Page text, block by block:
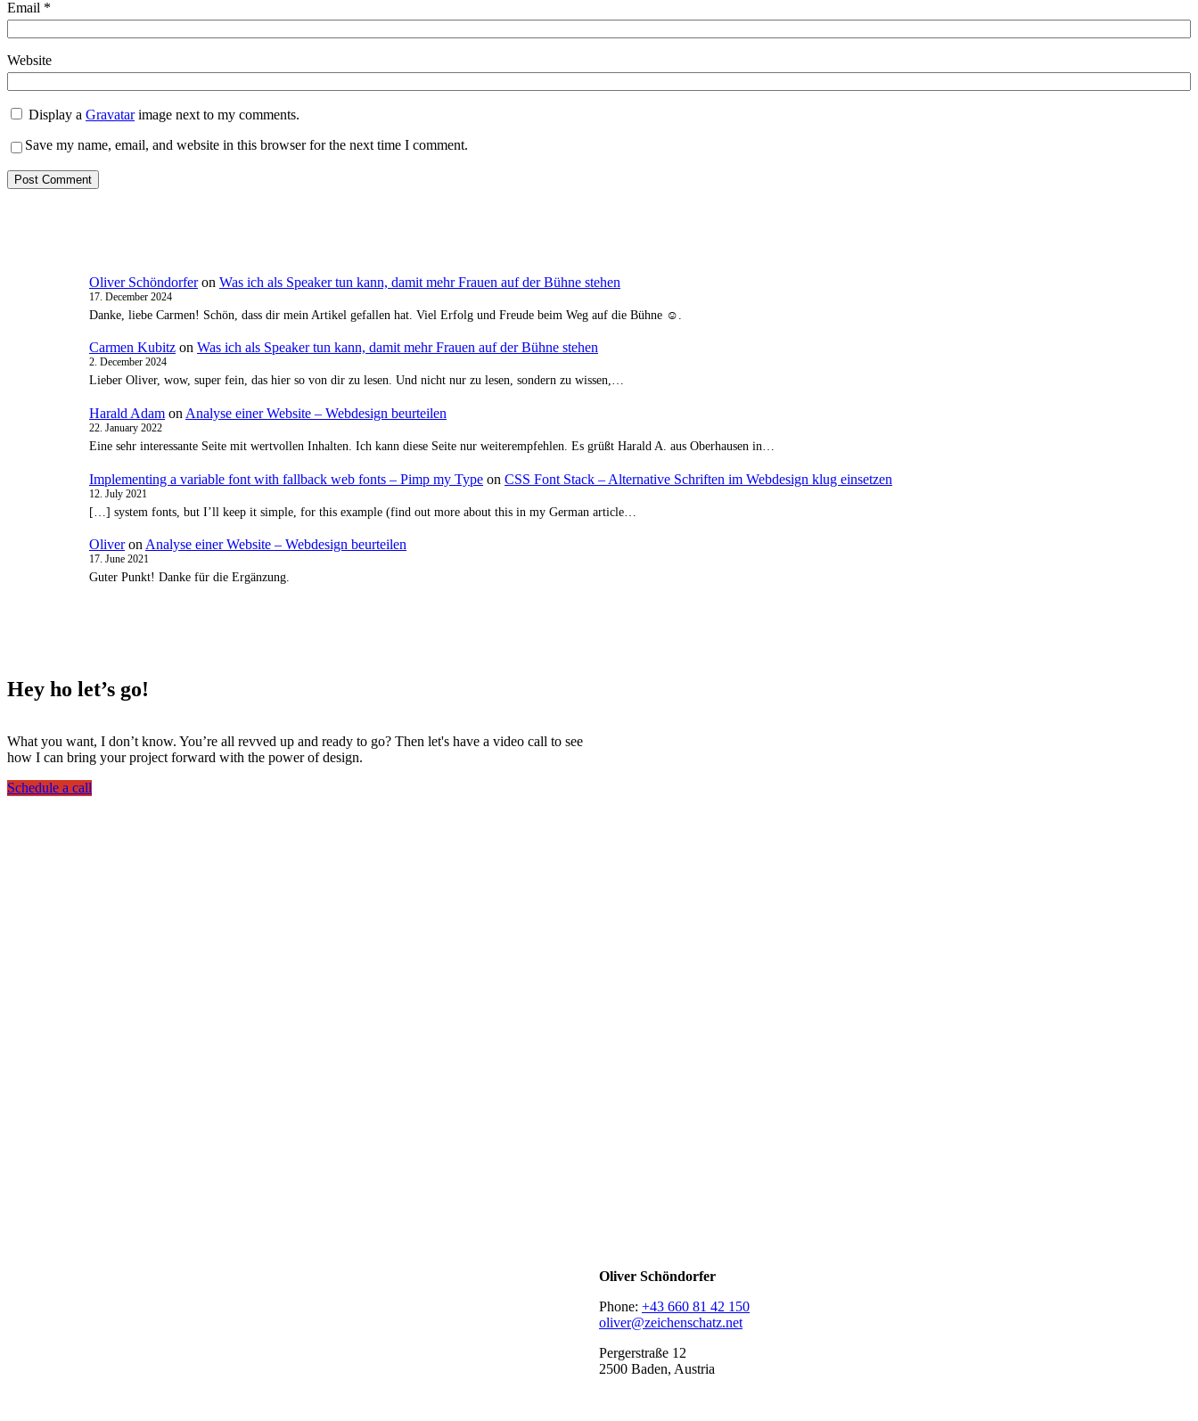
Email *
Website
Display aGravatarimage next to my comments.
Save my name, email, and website in this browser for the next time I comment.
Oliver Schöndorferon Was ich als Speaker tun kann, damit mehr Frauen auf der Bühne stehen
17. December 2024
Danke, liebe Carmen! Schön, dass dir mein Artikel gefallen hat. Viel Erfolg und Freude beim Weg auf die Bühne ☺️.
Carmen Kubitz on Was ich als Speaker tun kann, damit mehr Frauen auf der Bühne stehen
2. December 2024
Lieber Oliver, wow, super fein, das hier so von dir zu lesen. Und nicht nur zu lesen, sondern zu wissen,…
Harald Adam on Analyse einer Website – Webdesign beurteilen
22. January 2022
Eine sehr interessante Seite mit wertvollen Inhalten. Ich kann diese Seite nur weiterempfehlen. Es grüßt Harald A. aus Oberhausen in…
Implementing a variable font with fallback web fonts – Pimp my Type on CSS Font Stack – Alternative Schriften im Webdesign klug einsetzen
12. July 2021
[…] system fonts, but I’ll keep it simple, for this example (find out more about this in my German article…
Oliveron Analyse einer Website – Webdesign beurteilen
17. June 2021
Guter Punkt! Danke für die Ergänzung.
Hey ho let’s go!
What you want, I don’t know. You’re all revved up and ready to go? Then let's have a video call to see
how I can bring your project forward with the power of design.
Schedule a call
Oliver Schöndorfer
Phone: +43 660 81 42 150
oliver@zeichenschatz.net
Pergerstraße 12
2500 Baden, Austria